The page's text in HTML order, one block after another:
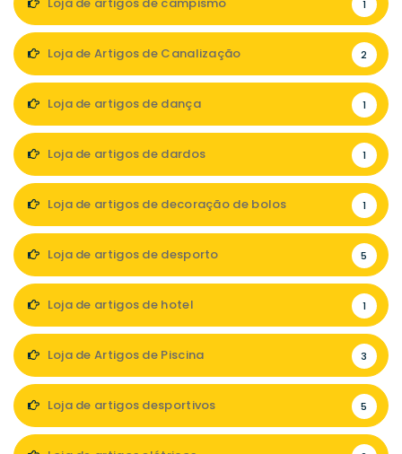
Loja de artigos de campismo 1
Loja de Artigos de Canalização 2
Loja de artigos de dança 1
Loja de artigos de dardos 1
Loja de artigos de decoração de bolos 1
Loja de artigos de desporto 5
Loja de artigos de hotel 1
Loja de Artigos de Piscina 3
Loja de artigos desportivos 5